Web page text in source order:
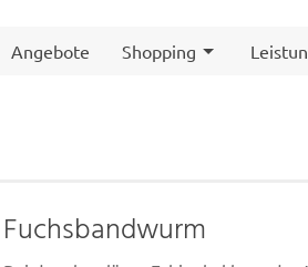
Angebote Shopping
Fuchsbandwurm